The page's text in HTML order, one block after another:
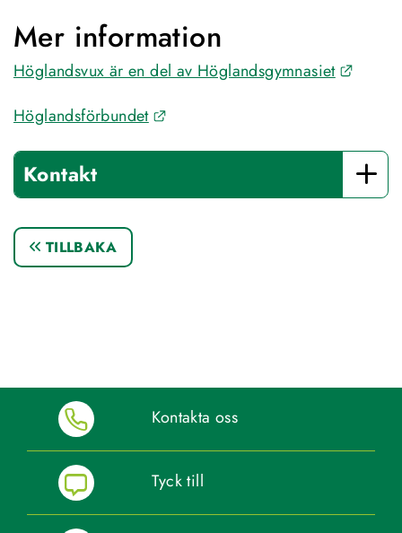
Mer information
Höglandsvux är en del av Höglandsgymnasiet
Höglandsförbundet
Kontakt
TILLBAKA
Kontakta oss
Tyck till